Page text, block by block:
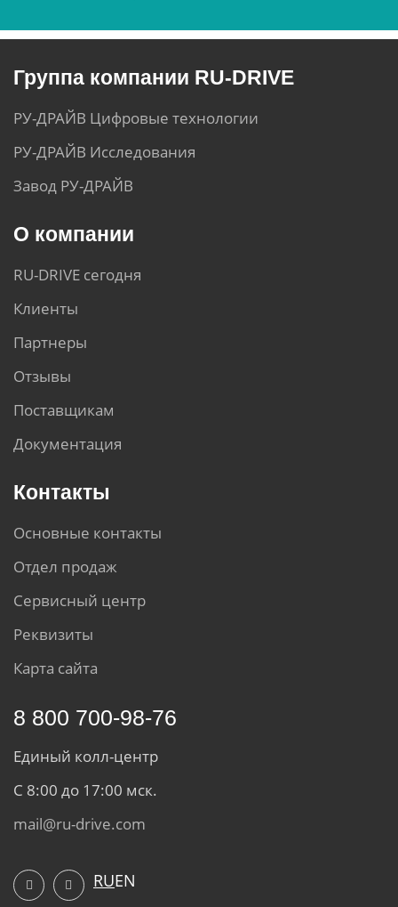
Группа компании RU-DRIVE
РУ-ДРАЙВ Цифровые технологии
РУ-ДРАЙВ Исследования
Завод РУ-ДРАЙВ
О компании
RU-DRIVE сегодня
Клиенты
Партнеры
Отзывы
Поставщикам
Документация
Контакты
Основные контакты
Отдел продаж
Сервисный центр
Реквизиты
Карта сайта
8 800 700-98-76
Единый колл-центр
С 8:00 до 17:00 мск.
mail@ru-drive.com
RUEN